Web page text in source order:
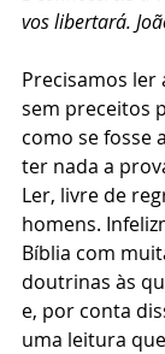
vos libertará.
Precisamos ler
sem preceitos
como se fosse
ter nada a
Ler, livre de
homens.
Bíblia com
doutrinas às
e, por conta
uma leitura